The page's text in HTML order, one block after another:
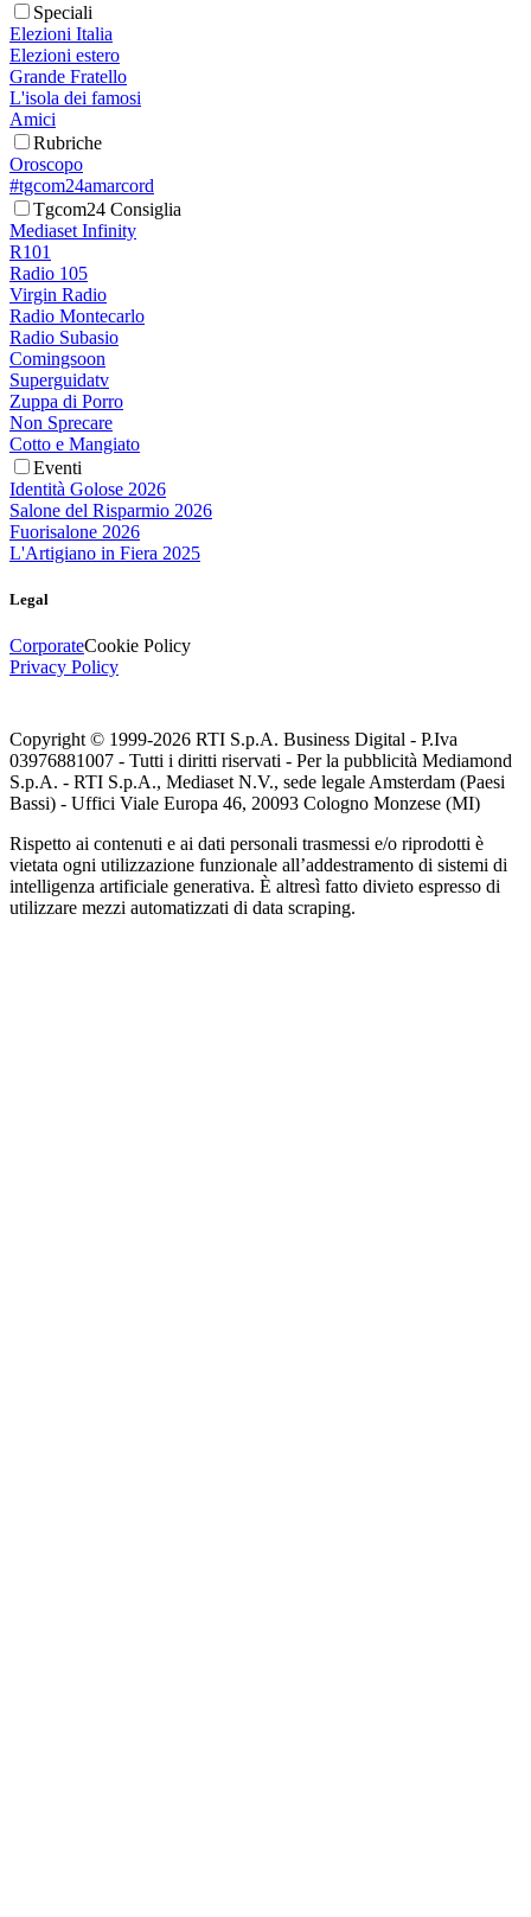
Speciali
Elezioni Italia
Elezioni estero
Grande Fratello
L'isola dei famosi
Amici
Rubriche
Oroscopo
#tgcom24amarcord
Tgcom24 Consiglia
Mediaset Infinity
R101
Radio 105
Virgin Radio
Radio Montecarlo
Radio Subasio
Comingsoon
Superguidatv
Zuppa di Porro
Non Sprecare
Cotto e Mangiato
Eventi
Identità Golose 2026
Salone del Risparmio 2026
Fuorisalone 2026
L'Artigiano in Fiera 2025
Legal
CorporateCookie Policy
Privacy Policy
Copyright © 1999-2026 RTI S.p.A. Business Digital - P.Iva
03976881007 - Tutti i diritti riservati - Per la pubblicità Mediamond
S.p.A. - RTI S.p.A., Mediaset N.V., sede legale Amsterdam (Paesi
Bassi) - Uffici Viale Europa 46, 20093 Cologno Monzese (MI)
Rispetto ai contenuti e ai dati personali trasmessi e/o riprodotti è
vietata ogni utilizzazione funzionale all’addestramento di sistemi di
intelligenza artificiale generativa. È altresì fatto divieto espresso di
utilizzare mezzi automatizzati di data scraping.